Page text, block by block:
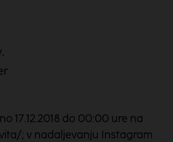
17.12.2018 do 00:00 ure na
; v nadaljevanju Instagram